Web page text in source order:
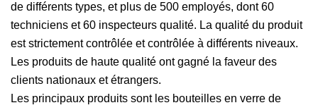
de différents types, et plus de 500 employés, dont 60
techniciens et 60 inspecteurs qualité. La qualité du produit
est strictement contrôlée et contrôlée à différents niveaux.
Les produits de haute qualité ont gagné la faveur des
clients nationaux et étrangers.
Les principaux produits sont les bouteilles en verre de